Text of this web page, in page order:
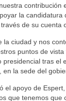
contribución
la
de su cuenta
la ciudad y nos
puntos de
presidencial tras
la sede del
el apoyo de
que tenemos